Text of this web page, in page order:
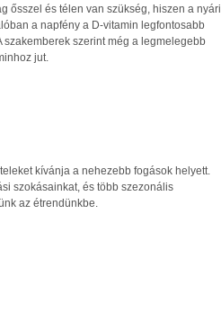
ősszel és télen van szükség, hiszen a nyári
a napfény a D-vitamin legfontosabb
szerint még a legmelegebb
jut.
kívánja a nehezebb fogások helyett.
szokásainkat, és több szezonális
az étrendünkbe.